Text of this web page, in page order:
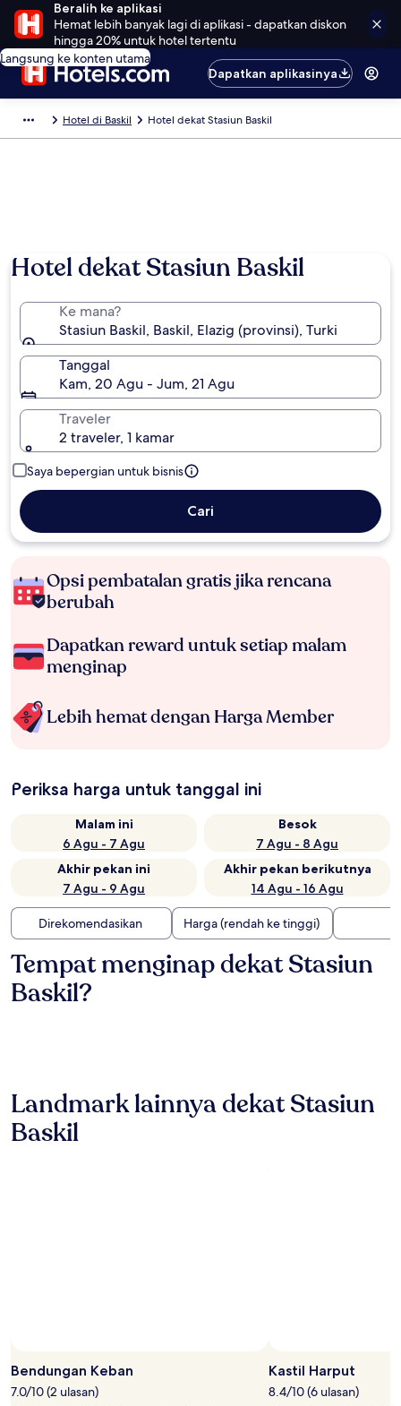
Beralih ke aplikasi
Hemat lebih banyak lagi di aplikasi - dapatkan diskon
hingga 20% untuk hotel tertentu
Langsung ke konten utama
Dapatkan aplikasinya
Hotel di Baskil Hotel dekat Stasiun Baskil
Hotel dekat Stasiun Baskil
Ke mana?
Stasiun Baskil, Baskil, Elazig (provinsi), Turki
Tanggal
Kam, 20 Agu - Jum, 21 Agu
Traveler
2 traveler, 1 kamar
Saya bepergian untuk bisnis
Cari
Opsi pembatalan gratis jika rencana
berubah
Dapatkan reward untuk setiap malam
menginap
Lebih hemat dengan Harga Member
Periksa harga untuk tanggal ini
Malam ini
6 Agu - 7 Agu
Besok
7 Agu - 8 Agu
Akhir pekan ini
7 Agu - 9 Agu
Akhir pekan berikutnya
14 Agu - 16 Agu
Direkomendasikan Harga (rendah ke tinggi)
Tempat menginap dekat Stasiun
Baskil?
Landmark lainnya dekat Stasiun
Baskil
Bendungan Keban
7.0/10 (2 ulasan)
Kastil Harput
8.4/10 (6 ulasan)